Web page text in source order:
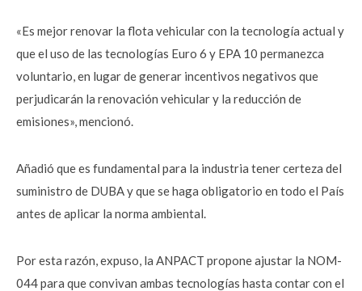
«Es mejor renovar la flota vehicular con la tecnología actual y
que el uso de las tecnologías Euro 6 y EPA 10 permanezca
voluntario, en lugar de generar incentivos negativos que
perjudicarán la renovación vehicular y la reducción de
emisiones», mencionó.
Añadió que es fundamental para la industria tener certeza del
suministro de DUBA y que se haga obligatorio en todo el País
antes de aplicar la norma ambiental.
Por esta razón, expuso, la ANPACT propone ajustar la NOM-
044 para que convivan ambas tecnologías hasta contar con el